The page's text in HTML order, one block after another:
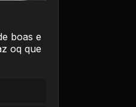
boas e
oq que